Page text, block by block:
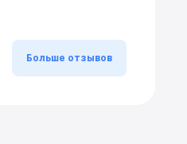
Больше отзывов